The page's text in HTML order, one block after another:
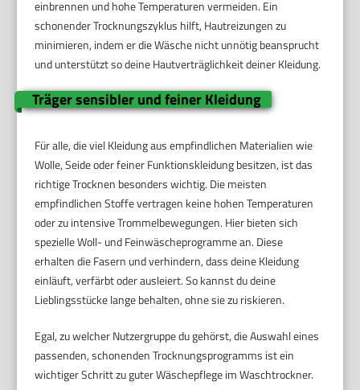
einbrennen und hohe Temperaturen vermeiden. Ein
schonender Trocknungszyklus hilft, Hautreizungen zu
minimieren, indem er die Wäsche nicht unnötig beansprucht
und unterstützt so deine Hautverträglichkeit deiner Kleidung.
Träger sensibler und feiner Kleidung
Für alle, die viel Kleidung aus empfindlichen Materialien wie
Wolle, Seide oder feiner Funktionskleidung besitzen, ist das
richtige Trocknen besonders wichtig. Die meisten
empfindlichen Stoffe vertragen keine hohen Temperaturen
oder zu intensive Trommelbewegungen. Hier bieten sich
spezielle Woll- und Feinwäscheprogramme an. Diese
erhalten die Fasern und verhindern, dass deine Kleidung
einläuft, verfärbt oder ausleiert. So kannst du deine
Lieblingsstücke lange behalten, ohne sie zu riskieren.
Egal, zu welcher Nutzergruppe du gehörst, die Auswahl eines
passenden, schonenden Trocknungsprogramms ist ein
wichtiger Schritt zu guter Wäschepflege im Waschtrockner.